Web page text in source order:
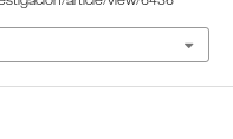
article/view/6436